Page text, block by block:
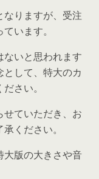
なりますが、受注
います。
いと思われます
して、特大のカ
さい。
ていただき、お
ください。
大版の大きさや音